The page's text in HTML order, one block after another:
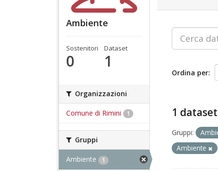
Ambiente
Sostenitori
0
Dataset
1
Organizzazioni
Comune di Rimini 1
Gruppi
Ambiente 1
Ordina per
1
Gruppi:
Ambiente